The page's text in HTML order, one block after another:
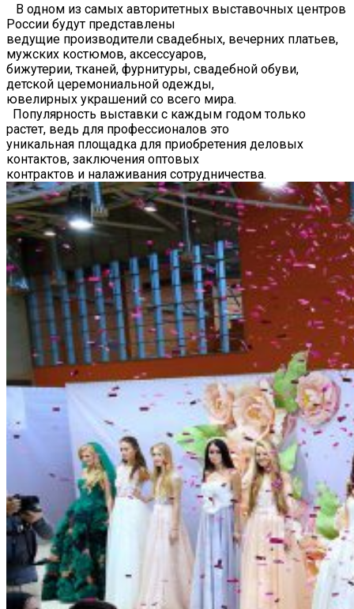
В одном из самых авторитетных выставочных центров
России будут представлены
ведущие производители свадебных, вечерних платьев,
мужских костюмов, аксессуаров,
бижутерии, тканей, фурнитуры, свадебной обуви,
детской церемониальной одежды,
ювелирных украшений со всего мира.
Популярность выставки с каждым годом только
растет, ведь для профессионалов это
уникальная площадка для приобретения деловых
контактов, заключения оптовых
контрактов и налаживания сотрудничества.